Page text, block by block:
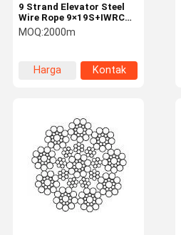
9 Strand Elevator Steel
Wire Rope 9×19S+IWRC
11mm Nominal Diameter
MOQ:2000m
Harga
Kontak